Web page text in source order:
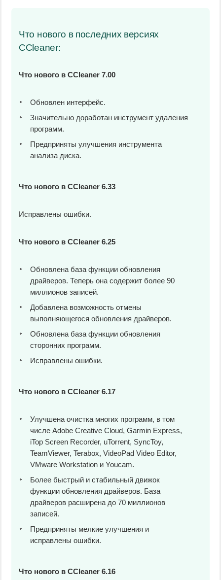
Что нового в последних версиях
CCleaner:
Что нового в CCleaner 7.00
Обновлен интерфейс.
Значительно доработан инструмент удаления
программ.
Предприняты улучшения инструмента
анализа диска.
Что нового в CCleaner 6.33
Исправлены ошибки.
Что нового в CCleaner 6.25
Обновлена база функции обновления
драйверов. Теперь она содержит более 90
миллионов записей.
Добавлена возможность отмены
выполняющегося обновления драйверов.
Обновлена база функции обновления
сторонних программ.
Исправлены ошибки.
Что нового в CCleaner 6.17
Улучшена очистка многих программ, в том
числе Adobe Creative Cloud, Garmin Express,
iTop Screen Recorder, uTorrent, SyncToy,
TeamViewer, Terabox, VideoPad Video Editor,
VMware Workstation и Youcam.
Более быстрый и стабильный движок
функции обновления драйверов. База
драйверов расширена до 70 миллионов
записей.
Предприняты мелкие улучшения и
исправлены ошибки.
Что нового в CCleaner 6.16